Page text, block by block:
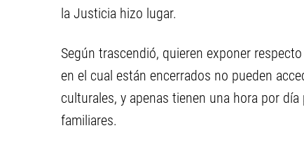
la Justicia hizo lugar.
Según trascendió, quieren exponer
en el cual están encerrados no pueden
culturales, y apenas tienen una hora por
familiares.